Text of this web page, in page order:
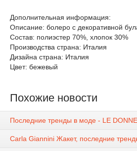
Дополнительная информация:
Описание: болеро с декоративной
Состав: полиэстер 70%, хлопок 30%
Производства страна: Италия
Дизайна страна: Италия
Цвет: бежевый
Похожие новости
Последние тренды в моде - LE
Carla Giannini Жакет, последние